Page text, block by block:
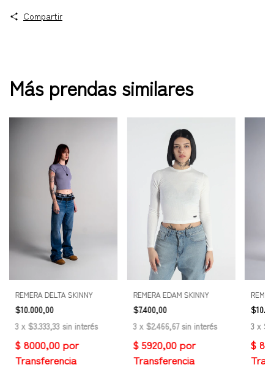
Compartir
Más prendas similares
REMERA DELTA SKINNY
$10.000,00
3 x $3.333,33 sin interés
REMERA EDAM SKINNY
$7.400,00
3 x $2.466,67 sin interés
3 x